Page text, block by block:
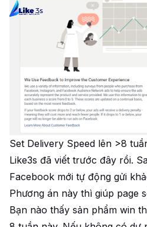
Set Delivery Speed lên >8
Like3s đã viết trước đây rồi.
Facebook mới tự động gửi
Phương án này thì giúp page
Bạn nào thấy sản phẩm win